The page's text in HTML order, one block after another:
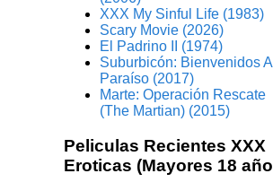
XXX My Sinful Life (1983)
Scary Movie (2026)
El Padrino II (1974)
Suburbicón: Bienvenidos Al
Paraíso (2017)
Marte: Operación Rescate
(The Martian) (2015)
Peliculas Recientes XXX
Eroticas (Mayores 18